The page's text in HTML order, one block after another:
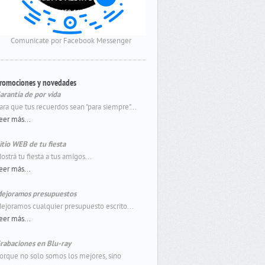
Comunicate por Facebook Messenger
y novedades
de por vida
que tus recuerdos sean "para siempre"...
más...
WEB de tu fiesta
tu fiesta a tus amigos...
más...
presupuestos
cualquier presupuesto escrito...
más...
en Blu-ray
no solo somos los mejores, sino